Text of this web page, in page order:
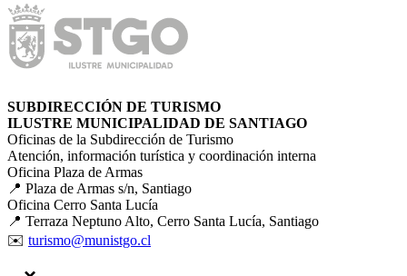
SUBDIRECCIÓN DE TURISMO
ILUSTRE MUNICIPALIDAD DE SANTIAGO
Oficinas de la Subdirección de Turismo
Atención, información turística y coordinación interna
Oficina Plaza de Armas
📍 Plaza de Armas s/n, Santiago
Oficina Cerro Santa Lucía
📍 Terraza Neptuno Alto, Cerro Santa Lucía, Santiago
✉️ turismo@munistgo.cl